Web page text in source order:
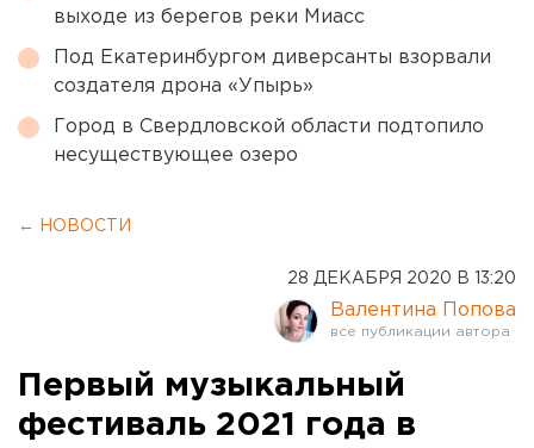
выходе из берегов реки Миасс
Под Екатеринбургом диверсанты взорвали
создателя дрона «Упырь»
Город в Свердловской области подтопило
несуществующее озеро
← НОВОСТИ
28 ДЕКАБРЯ 2020 В 13:20
Валентина Попова
Первый музыкальный
фестиваль 2021 года в